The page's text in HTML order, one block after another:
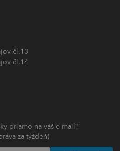
čl.13
čl.14
priamo na váš e-mail?
za týždeň)